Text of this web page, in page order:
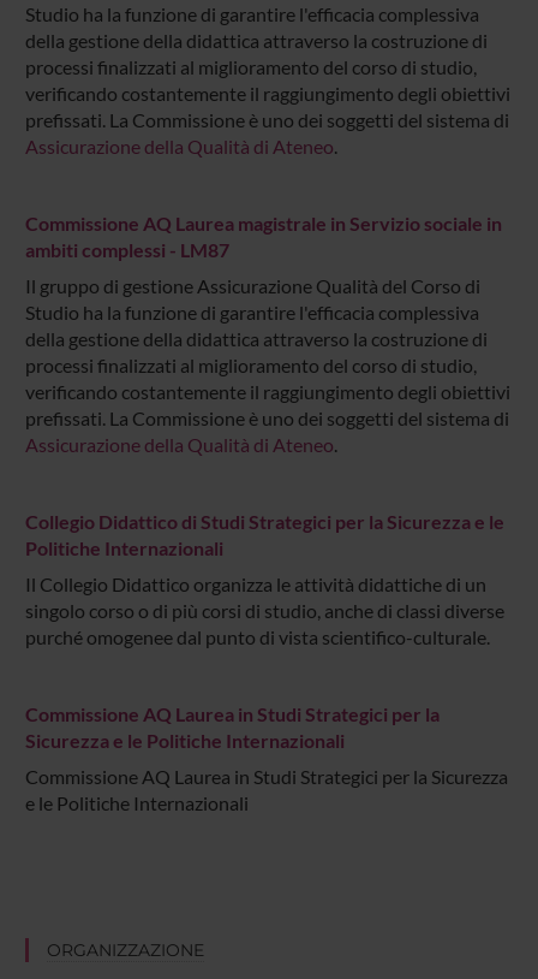
Studio ha la funzione di garantire l'efficacia complessiva
della gestione della didattica attraverso la costruzione di
processi finalizzati al miglioramento del corso di studio,
verificando costantemente il raggiungimento degli obiettivi
prefissati. La Commissione è uno dei soggetti del sistema di
Assicurazione della Qualità di Ateneo.
Commissione AQ Laurea magistrale in Servizio sociale in
ambiti complessi - LM87
Il gruppo di gestione Assicurazione Qualità del Corso di
Studio ha la funzione di garantire l'efficacia complessiva
della gestione della didattica attraverso la costruzione di
processi finalizzati al miglioramento del corso di studio,
verificando costantemente il raggiungimento degli obiettivi
prefissati. La Commissione è uno dei soggetti del sistema di
Assicurazione della Qualità di Ateneo.
Collegio Didattico di Studi Strategici per la Sicurezza e le
Politiche Internazionali
Il Collegio Didattico organizza le attività didattiche di un
singolo corso o di più corsi di studio, anche di classi diverse
purché omogenee dal punto di vista scientifico-culturale.
Commissione AQ Laurea in Studi Strategici per la
Sicurezza e le Politiche Internazionali
Commissione AQ Laurea in Studi Strategici per la Sicurezza
e le Politiche Internazionali
ORGANIZZAZIONE